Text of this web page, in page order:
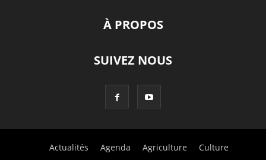
À PROPOS
SUIVEZ NOUS
Actualités Agenda Agriculture Culture